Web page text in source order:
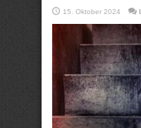
15. Oktober 2024